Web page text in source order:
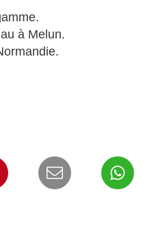
à Melun.